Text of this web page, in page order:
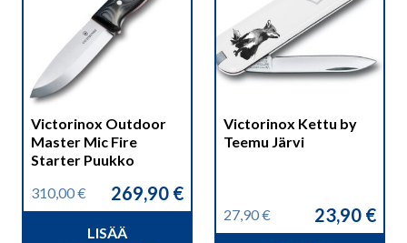
Victorinox Outdoor
Master Mic Fire
Starter Puukko
310,00€
Alkuperäinen269,90 €
Nykyinen
LISÄÄ
Victorinox Kettu by
Teemu Järvi
27,90€
Alkuperäinen23,90 €
Nykyinen